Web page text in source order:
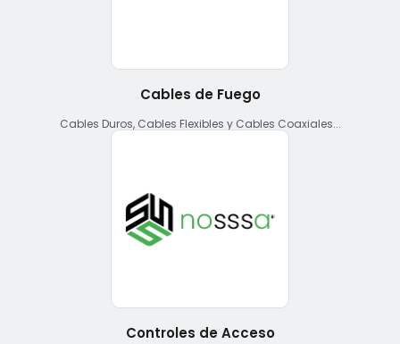
Cables de Fuego
Cables Duros, Cables Flexibles y Cables Coaxiales...
Controles de Acceso